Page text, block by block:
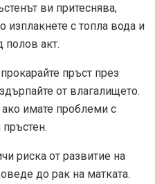
ви притеснява,
изплакнете с топла вода и
полов акт.
пръст през
от влагалището.
имате проблеми с
риска от развитие на
до рак на матката.